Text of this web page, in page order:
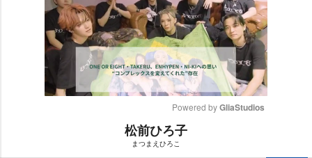
Powered by GliaStudios
松前ひろ子
まつまえひろこ